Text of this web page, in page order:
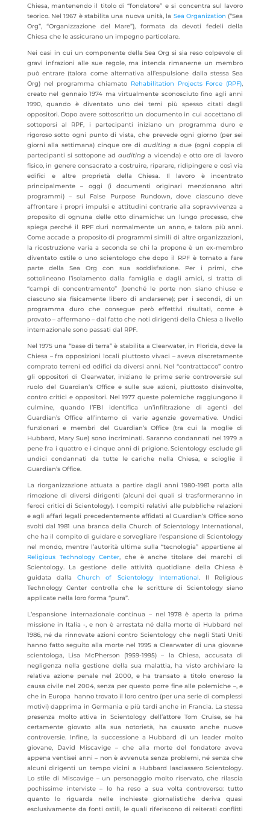
Chiesa, mantenendo il titolo di “fondatore” e si concentra sul lavoro
teorico. Nel 1967 è stabilita una nuova unità, la Sea Organization (“Sea
Org”, “Organizzazione del Mare”), formata da devoti fedeli della
Chiesa che le assicurano un impegno particolare.
Nei casi in cui un componente della Sea Org si sia reso colpevole di
gravi infrazioni alle sue regole, ma intenda rimanerne un membro
può entrare (talora come alternativa all’espulsione dalla stessa Sea
Org) nel programma chiamato Rehabilitation Projects Force (RPF),
creato nel gennaio 1974 ma virtualmente sconosciuto fino agli anni
1990, quando è diventato uno dei temi più spesso citati dagli
oppositori. Dopo avere sottoscritto un documento in cui accettano di
sottoporsi al RPF, i partecipanti iniziano un programma duro e
rigoroso sotto ogni punto di vista, che prevede ogni giorno (per sei
giorni alla settimana) cinque ore di auditinga due (ogni coppia di
partecipanti si sottopone adauditing a vicenda) e otto ore di lavoro
fisico, in genere consacrato a costruire, riparare, ridipingere e così via
edifici e altre proprietà della Chiesa. Il lavoro è incentrato
principalmente – oggi (i documenti originari menzionano altri
programmi) – sul False Purpose Rundown, dove ciascuno deve
affrontare i propri impulsi e attitudini contrarie alla sopravvivenza a
proposito di ognuna delle otto dinamiche: un lungo processo, che
spiega perché il RPF duri normalmente un anno, e talora più anni.
Come accade a proposito di programmi simili di altre organizzazioni,
la ricostruzione varia a seconda se chi la propone è un ex-membro
diventato ostile o uno scientologo che dopo il RPF è tornato a fare
parte della Sea Org con sua soddisfazione. Per i primi, che
sottolineano l’isolamento dalla famiglia e dagli amici, si tratta di
“campi di concentramento” (benché le porte non siano chiuse e
ciascuno sia fisicamente libero di andarsene); per i secondi, di un
programma duro che consegue però effettivi risultati, come è
provato – affermano – dal fatto che noti dirigenti della Chiesa a livello
internazionale sono passati dal RPF.
Nel 1975 una “base di terra” è stabilita a Clearwater, in Florida, dove la
Chiesa – fra opposizioni locali piuttosto vivaci – aveva discretamente
comprato terreni ed edifici da diversi anni. Nel “contrattacco” contro
gli oppositori di Clearwater, iniziano le prime serie controversie sul
ruolo del Guardian’s Office e sulle sue azioni, piuttosto disinvolte,
contro critici e oppositori. Nel 1977 queste polemiche raggiungono il
culmine, quando l’FBI identifica un’infiltrazione di agenti del
Guardian’s Office all’interno di varie agenzie governative. Undici
funzionari e membri del Guardian’s Office (tra cui la moglie di
Hubbard, Mary Sue) sono incriminati. Saranno condannati nel 1979 a
pene fra i quattro e i cinque anni di prigione. Scientology esclude gli
undici condannati da tutte le cariche nella Chiesa, e scioglie il
Guardian’s Office.
La riorganizzazione attuata a partire dagli anni 1980-1981 porta alla
rimozione di diversi dirigenti (alcuni dei quali si trasformeranno in
feroci critici di Scientology). I compiti relativi alle pubbliche relazioni
e agli affari legali precedentemente affidati al Guardian’s Office sono
svolti dal 1981 una branca della Church of Scientology International,
che ha il compito di guidare e sorvegliare l’espansione di Scientology
nel mondo, mentre l’autorità ultima sulla “tecnologia” appartiene al
Religious Technology Center, che è anche titolare dei marchi di
Scientology. La gestione delle attività quotidiane della Chiesa è
guidata dallaChurch of Scientology International. Il Religious
Technology Center controlla che le scritture di Scientology siano
applicate nella loro forma “pura”.
L’espansione internazionale continua – nel 1978 è aperta la prima
missione in Italia -, e non è arrestata né dalla morte di Hubbard nel
1986, né da rinnovate azioni contro Scientology che negli Stati Uniti
hanno fatto seguito alla morte nel 1995 a Clearwater di una giovane
scientologa, Lisa McPherson (1959-1995) – la Chiesa, accusata di
negligenza nella gestione della sua malattia, ha visto archiviare la
relativa azione penale nel 2000, e ha transato a titolo oneroso la
causa civile nel 2004, senza per questo porre fine alle polemiche –, e
che in Europa hanno trovato il loro centro (per una serie di complessi
motivi) dapprima in Germania e più tardi anche in Francia. La stessa
presenza molto attiva in Scientology dell’attore Tom Cruise, se ha
certamente giovato alla sua notorietà, ha causato anche nuove
controversie. Infine, la successione a Hubbard di un leader molto
giovane, David Miscavige – che alla morte del fondatore aveva
appena ventisei anni – non è avvenuta senza problemi, né senza che
alcuni dirigenti un tempo vicini a Hubbard lasciassero Scientology.
Lo stile di Miscavige – un personaggio molto riservato, che rilascia
pochissime interviste – lo ha reso a sua volta controverso: tutto
quanto lo riguarda nelle inchieste giornalistiche deriva quasi
esclusivamente da fonti ostili, le quali riferiscono di reiterati conflitti